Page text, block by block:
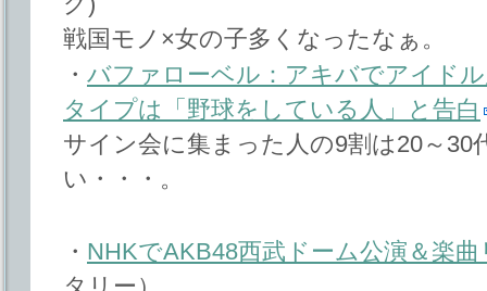
戦国モノ×女の子多くなったなぁ。
・ バファローベル：アキバでアイド
タイプは「野球をしている人」と告白
サイン会に集まった人の9割は20～30
い・・・。
・ NHKでAKB48西武ドーム公演＆楽